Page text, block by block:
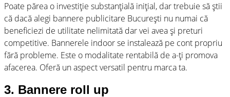
Poate părea o investiție substanțială inițial, dar trebuie să știi
că dacă alegi bannere publicitare București nu numai că
beneficiezi de utilitate nelimitată dar vei avea și preturi
competitive. Bannerele indoor se instalează pe cont propriu
fără probleme. Este o modalitate rentabilă de a-ți promova
afacerea. Oferă un aspect versatil pentru marca ta.
3. Bannere roll up